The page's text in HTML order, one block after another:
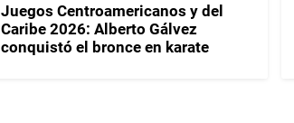
Juegos Centroamericanos y del
Caribe 2026: Alberto Gálvez
conquistó el bronce en karate